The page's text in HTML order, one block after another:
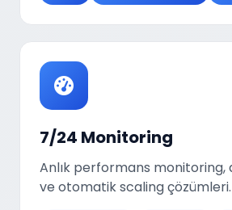
7/24 Monitoring
Anlık performans monitoring,
ve otomatik scaling çözümleri.